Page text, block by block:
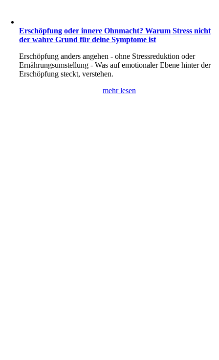
Erschöpfung oder innere Ohnmacht? Warum Stress nicht
der wahre Grund für deine Symptome ist
Erschöpfung anders angehen - ohne Stressreduktion oder
Ernährungsumstellung - Was auf emotionaler Ebene hinter der
Erschöpfung steckt, verstehen.
mehr lesen